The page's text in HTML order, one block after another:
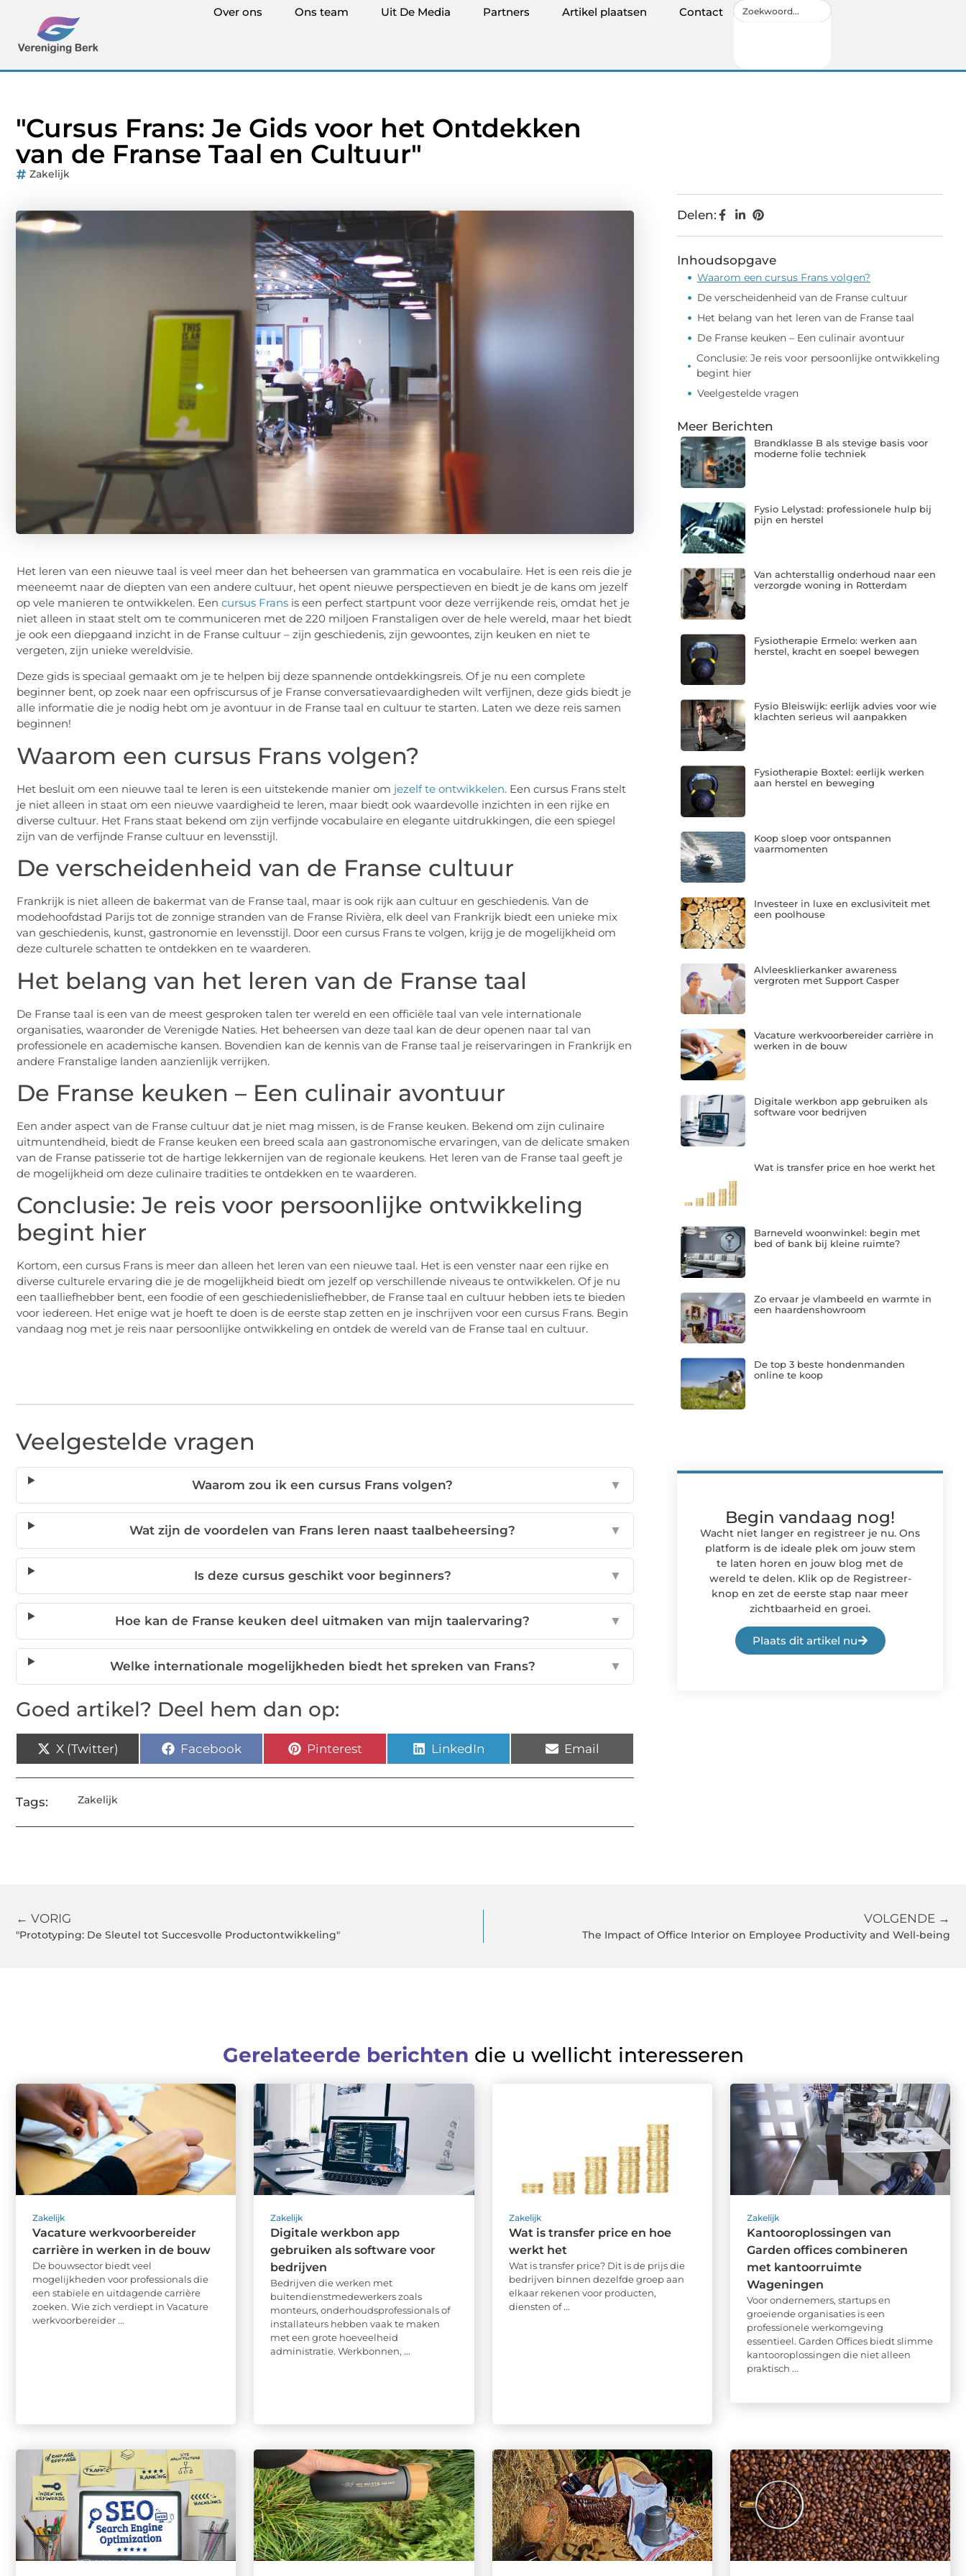
Over ons Ons team Uit De Media Partners Artikel plaatsen Contact
"Cursus Frans: Je Gids voor het Ontdekken
van de Franse Taal en Cultuur"
Zakelijk
Het leren van een nieuwe taal is veel meer dan het beheersen van grammatica en vocabulaire. Het is een reis die je
meeneemt naar de diepten van een andere cultuur, het opent nieuwe perspectieven en biedt je de kans om jezelf
op vele manieren te ontwikkelen. Een cursus Frans is een perfect startpunt voor deze verrijkende reis, omdat het je
niet alleen in staat stelt om te communiceren met de 220 miljoen Franstaligen over de hele wereld, maar het biedt
je ook een diepgaand inzicht in de Franse cultuur – zijn geschiedenis, zijn gewoontes, zijn keuken en niet te
vergeten, zijn unieke wereldvisie.
Deze gids is speciaal gemaakt om je te helpen bij deze spannende ontdekkingsreis. Of je nu een complete
beginner bent, op zoek naar een opfriscursus of je Franse conversatievaardigheden wilt verfijnen, deze gids biedt je
alle informatie die je nodig hebt om je avontuur in de Franse taal en cultuur te starten. Laten we deze reis samen
beginnen!
Waarom een cursus Frans volgen?
Het besluit om een nieuwe taal te leren is een uitstekende manier om jezelf te ontwikkelen. Een cursus Frans stelt
je niet alleen in staat om een nieuwe vaardigheid te leren, maar biedt ook waardevolle inzichten in een rijke en
diverse cultuur. Het Frans staat bekend om zijn verfijnde vocabulaire en elegante uitdrukkingen, die een spiegel
zijn van de verfijnde Franse cultuur en levensstijl.
De verscheidenheid van de Franse cultuur
Frankrijk is niet alleen de bakermat van de Franse taal, maar is ook rijk aan cultuur en geschiedenis. Van de
modehoofdstad Parijs tot de zonnige stranden van de Franse Rivièra, elk deel van Frankrijk biedt een unieke mix
van geschiedenis, kunst, gastronomie en levensstijl. Door een cursus Frans te volgen, krijg je de mogelijkheid om
deze culturele schatten te ontdekken en te waarderen.
Het belang van het leren van de Franse taal
De Franse taal is een van de meest gesproken talen ter wereld en een officiële taal van vele internationale
organisaties, waaronder de Verenigde Naties. Het beheersen van deze taal kan de deur openen naar tal van
professionele en academische kansen. Bovendien kan de kennis van de Franse taal je reiservaringen in Frankrijk en
andere Franstalige landen aanzienlijk verrijken.
De Franse keuken – Een culinair avontuur
Een ander aspect van de Franse cultuur dat je niet mag missen, is de Franse keuken. Bekend om zijn culinaire
uitmuntendheid, biedt de Franse keuken een breed scala aan gastronomische ervaringen, van de delicate smaken
van de Franse patisserie tot de hartige lekkernijen van de regionale keukens. Het leren van de Franse taal geeft je
de mogelijkheid om deze culinaire tradities te ontdekken en te waarderen.
Conclusie: Je reis voor persoonlijke ontwikkeling
begint hier
Kortom, een cursus Frans is meer dan alleen het leren van een nieuwe taal. Het is een venster naar een rijke en
diverse culturele ervaring die je de mogelijkheid biedt om jezelf op verschillende niveaus te ontwikkelen. Of je nu
een taalliefhebber bent, een foodie of een geschiedenisliefhebber, de Franse taal en cultuur hebben iets te bieden
voor iedereen. Het enige wat je hoeft te doen is de eerste stap zetten en je inschrijven voor een cursus Frans. Begin
vandaag nog met je reis naar persoonlijke ontwikkeling en ontdek de wereld van de Franse taal en cultuur.
Veelgestelde vragen
Waarom zou ik een cursus Frans volgen? ▼
Wat zijn de voordelen van Frans leren naast taalbeheersing? ▼
Is deze cursus geschikt voor beginners? ▼
Hoe kan de Franse keuken deel uitmaken van mijn taalervaring? ▼
Welke internationale mogelijkheden biedt het spreken van Frans? ▼
Goed artikel? Deel hem dan op:
X (Twitter) Facebook Pinterest LinkedIn Email
Tags: Zakelijk
Delen:
Inhoudsopgave
Waarom een cursus Frans volgen?
De verscheidenheid van de Franse cultuur
Het belang van het leren van de Franse taal
De Franse keuken – Een culinair avontuur
Conclusie: Je reis voor persoonlijke ontwikkeling
begint hier
Veelgestelde vragen
Meer Berichten
Brandklasse B als stevige basis voor
moderne folie techniek
Fysio Lelystad: professionele hulp bij
pijn en herstel
Van achterstallig onderhoud naar een
verzorgde woning in Rotterdam
Fysiotherapie Ermelo: werken aan
herstel, kracht en soepel bewegen
Fysio Bleiswijk: eerlijk advies voor wie
klachten serieus wil aanpakken
Fysiotherapie Boxtel: eerlijk werken
aan herstel en beweging
Koop sloep voor ontspannen
vaarmomenten
Investeer in luxe en exclusiviteit met
een poolhouse
Alvleesklierkanker awareness
vergroten met Support Casper
Vacature werkvoorbereider carrière in
werken in de bouw
Digitale werkbon app gebruiken als
software voor bedrijven
Wat is transfer price en hoe werkt het
Barneveld woonwinkel: begin met
bed of bank bij kleine ruimte?
Zo ervaar je vlambeeld en warmte in
een haardenshowroom
De top 3 beste hondenmanden
online te koop
Begin vandaag nog!
Wacht niet langer en registreer je nu. Ons
platform is de ideale plek om jouw stem
te laten horen en jouw blog met de
wereld te delen. Klik op de Registreer-
knop en zet de eerste stap naar meer
zichtbaarheid en groei.
Plaats dit artikel nu
← VORIG
"Prototyping: De Sleutel tot Succesvolle Productontwikkeling"
VOLGENDE →
The Impact of Office Interior on Employee Productivity and Well-being
Gerelateerde berichten die u wellicht interesseren
Zakelijk
Vacature werkvoorbereider
carrière in werken in de bouw
De bouwsector biedt veel
mogelijkheden voor professionals die
een stabiele en uitdagende carrière
zoeken. Wie zich verdiept in Vacature
werkvoorbereider ...
Zakelijk
Digitale werkbon app
gebruiken als software voor
bedrijven
Bedrijven die werken met
buitendienstmedewerkers zoals
monteurs, onderhoudsprofessionals of
installateurs hebben vaak te maken
met een grote hoeveelheid
administratie. Werkbonnen, ...
Zakelijk
Wat is transfer price en hoe
werkt het
Wat is transfer price? Dit is de prijs die
bedrijven binnen dezelfde groep aan
elkaar rekenen voor producten,
diensten of ...
Zakelijk
Kantooroplossingen van
Garden offices combineren
met kantoorruimte
Wageningen
Voor ondernemers, startups en
groeiende organisaties is een
professionele werkomgeving
essentieel. Garden Offices biedt slimme
kantooroplossingen die niet alleen
praktisch ...